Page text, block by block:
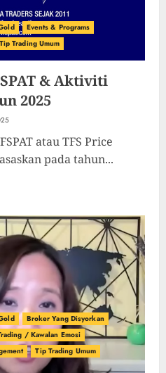
Events & Programs
Tip Trading Umum
& Aktiviti
2025
atau TFS Price
pada tahun...
Broker Yang Disyorkan
/ Kawalan Emosi
Tip Trading Umum